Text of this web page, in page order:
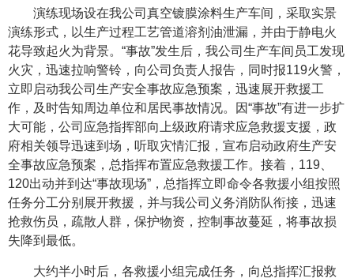
演练现场设在我公司真空镀膜涂料生产车间，采取实景
演练形式，以生产过程工艺管道溶剂油泄漏，并由于静电火
花导致起火为背景。“事故”发生后，我公司生产车间员工发现
火灾，迅速拉响警铃，向公司负责人报告，同时报119火警，
立即启动我公司生产安全事故应急预案，迅速展开救援工
作，及时告知周边单位和居民事故情况。因“事故”有进一步扩
大可能，公司应急指挥部向上级政府请求应急救援支援，政
府相关领导迅速到场，听取灾情汇报，宣布启动政府生产安
全事故应急预案，总指挥布置应急救援工作。接着，119、
120出动并到达“事故现场”，总指挥立即命令各救援小组按照
任务分工分别展开救援，并与我公司义务消防队衔接，迅速
抢救伤员，疏散人群，保护物资，控制事故蔓延，将事故损
失降到最低。
大约半小时后，各救援小组完成任务，向总指挥汇报救